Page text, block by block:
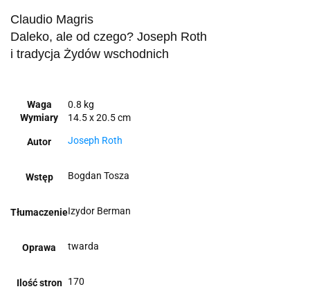
Claudio Magris
Daleko, ale od czego? Joseph Roth
i tradycja Żydów wschodnich
Waga
0.8 kg
Wymiary
14.5 x 20.5 cm
Autor Joseph Roth
Wstęp Bogdan Tosza
TłumaczenieIzydor Berman
Oprawa twarda
Ilość stron 170